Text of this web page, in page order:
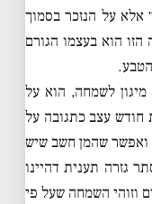
אלא על הנזכר בסמוך
הוא בעצמו הגורם
לשמחה, הוא על
חודש עצב כתגובה על
ואפשר שהמן חשב שיש
גזרה תענית דהיינו
וזוהי השמחה שעל פי